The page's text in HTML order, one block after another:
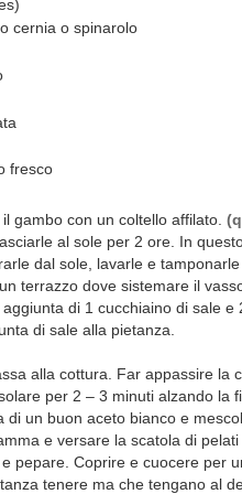
cernia o spinarolo
fresco
gambo con un coltello affilato.
al sole per 2 ore. In
dal sole, lavarle e
terrazzo dove sistemare il
di 1 cucchiaino di sale e
di sale alla pietanza.
alla cottura. Far appassire la
per 2 – 3 minuti alzando la
un buon aceto bianco e
e versare la scatola di pelati
pepare. Coprire e cuocere per
tenere ma che tengano al